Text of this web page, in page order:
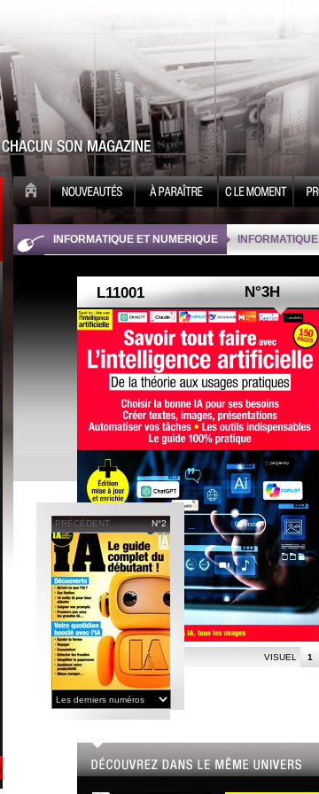
INFORMATIQUE ET NUMERIQUE INFORMATIQUE
N°3H
1
VISUEL
PRÉCÉDENT N°2